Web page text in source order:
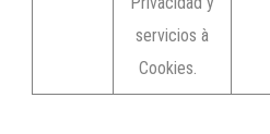
servicios à
Cookies.